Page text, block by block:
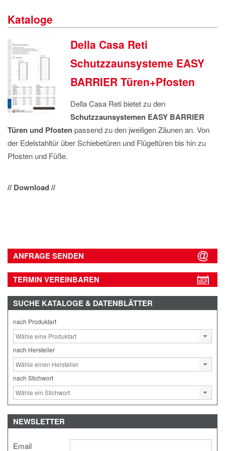
DATENSCHUTZ
Kataloge
Della Casa Reti
Schutzzaunsysteme EASY
BARRIER Türen+Pfosten
Della Casa Reti bietet zu den
Schutzzaunsystemen EASY BARRIER
Türen und Pfostenpassend zu den jweiligen Zäunen an. Von
der Edelstahltür über Schiebetüren und Flügeltüren bis hin zu
Pfosten und Füße.
// Download //
ANFRAGE SENDEN
TERMIN VEREINBAREN
SUCHE KATALOGE & DATENBLÄTTER
nach Produktart
nach Hersteller
nach Stichwort
NEWSLETTER
Email